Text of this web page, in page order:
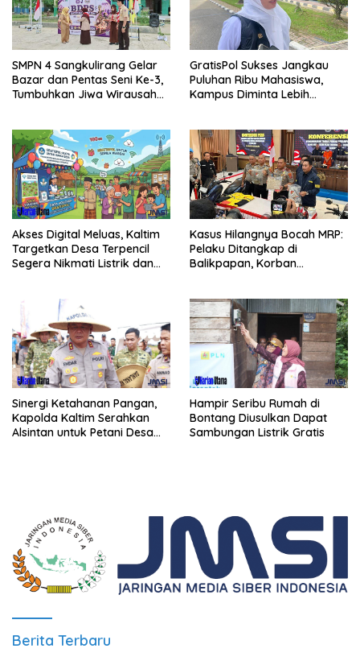
SMPN 4 Sangkulirang Gelar
Bazar dan Pentas Seni Ke-3,
Tumbuhkan Jiwa Wirausaha
GratisPol Sukses Jangkau
Puluhan Ribu Mahasiswa,
Kampus Diminta Lebih
Akses Digital Meluas, Kaltim
Targetkan Desa Terpencil
Segera Nikmati Listrik dan
Kasus Hilangnya Bocah MRP:
Pelaku Ditangkap di
Balikpapan, Korban
Sinergi Ketahanan Pangan,
Kapolda Kaltim Serahkan
Alsintan untuk Petani Desa
Hampir Seribu Rumah di
Bontang Diusulkan Dapat
Sambungan Listrik Gratis
Berita Terbaru